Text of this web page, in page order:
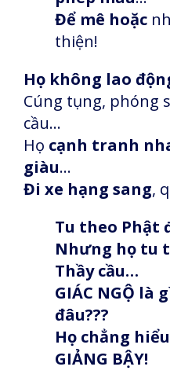
Để mê hoặc
thiện!
Họ không lao
Cúng tụng, phóng
cầu…
Họ cạnh tranh
giàu…
Đi xe hạng sang,
Tu theo Phật
Nhưng họ tu
Thầy cầu…
GIÁC NGỘ là
đâu???
Họ chẳng
GIẢNG BẬY!